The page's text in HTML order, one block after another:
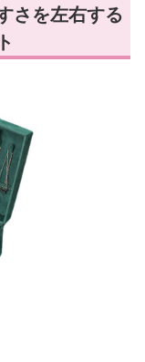
さを左右する